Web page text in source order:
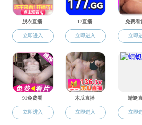
师资队伍
副教授(副研究员)
当前位置： 性吧 师资队伍 -> 副教授(副研究员)
侯建平